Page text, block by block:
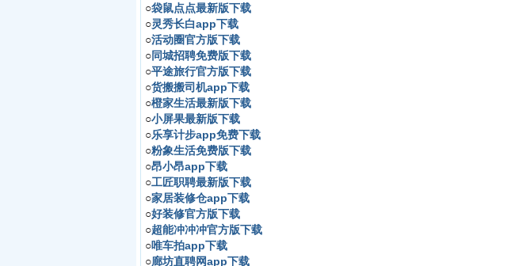
○袋鼠点点最新版下载
○灵秀长白app下载
○活动圈官方版下载
○同城招聘免费版下载
○平途旅行官方版下载
○货搬搬司机app下载
○橙家生活最新版下载
○小屏果最新版下载
○乐享计步app免费下载
○粉象生活免费版下载
○昂小昂app下载
○工匠职聘最新版下载
○家居装修仓app下载
○好装修官方版下载
○超能冲冲冲官方版下载
○唯车拍app下载
○廊坊直聘网app下载